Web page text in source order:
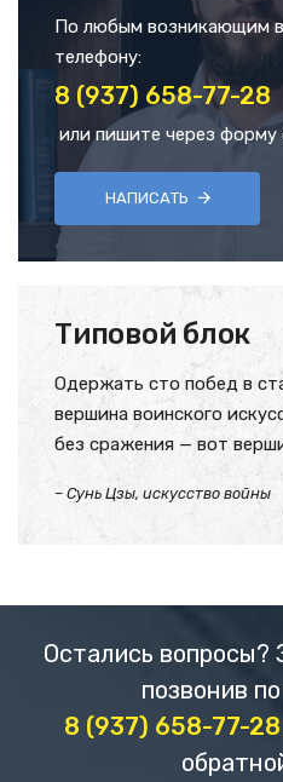
По любым возникающим
телефону:
8 (937) 658-77-28
или пишите через форму
НАПИСАТЬ
Типовой блок
Одержать сто побед в
вершина воинского
без сражения — вот
– Сунь Цзы, искусство войны
Остались вопросы?
позвонив
8 (937) 658-77-28